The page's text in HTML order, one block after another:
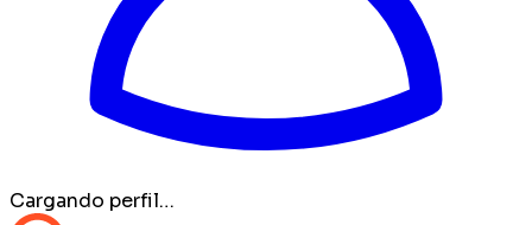
Cargando perfil…